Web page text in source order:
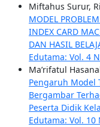
Miftahus Surur,
MODEL
INDEX CARD
DAN HASIL
Edutama: Vol. 4
Ma’rifatul
Pengaruh Model
Bergambar
Peserta Didik
Edutama: Vol. 10